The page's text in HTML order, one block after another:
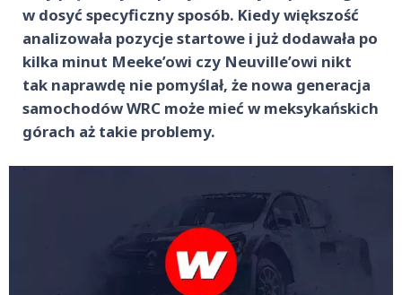
w dosyć specyficzny sposób. Kiedy większość
analizowała pozycje startowe i już dodawała po
kilka minut Meeke’owi czy Neuville’owi nikt
tak naprawdę nie pomyślał, że nowa generacja
samochodów WRC może mieć w meksykańskich
górach aż takie problemy.